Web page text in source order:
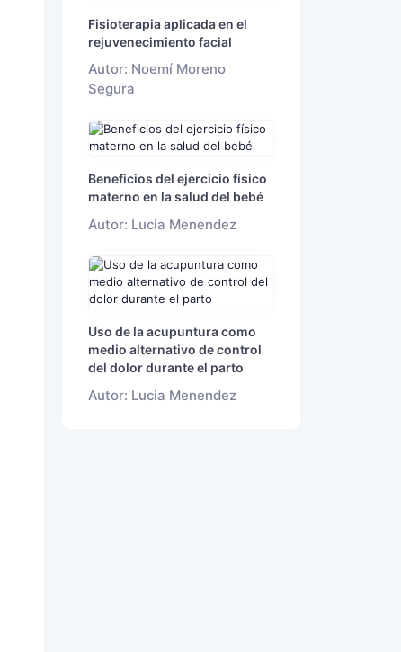
Fisioterapia aplicada en el
rejuvenecimiento facial
Autor: Noemí Moreno
Segura
Beneficios del ejercicio físico
materno en la salud del bebé
Autor: Lucia Menendez
Uso de la acupuntura como
medio alternativo de control
del dolor durante el parto
Autor: Lucia Menendez